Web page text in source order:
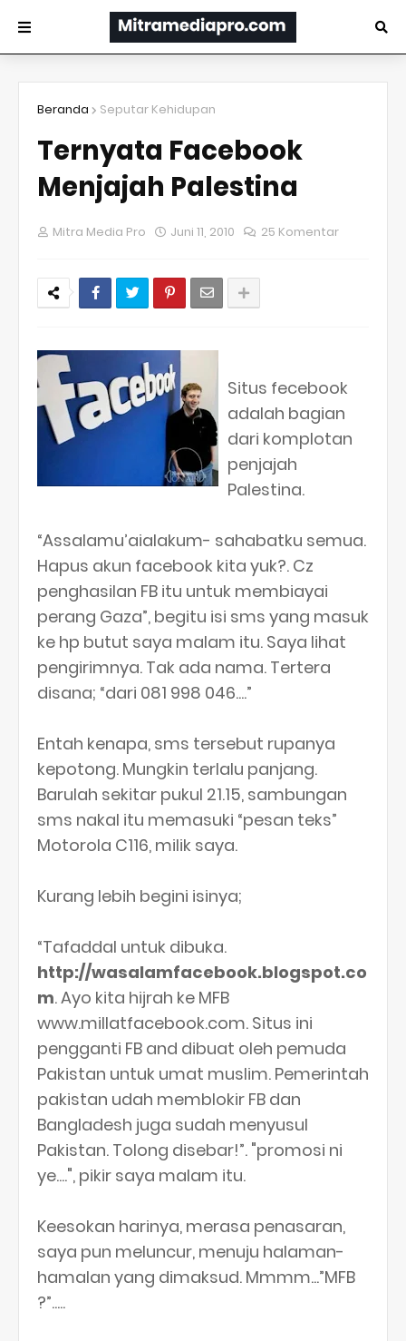
Beranda Seputar Kehidupan
Ternyata Facebook
Menjajah Palestina
Mitra Media Pro Juni 11, 2010 25 Komentar
Situs fecebook
adalah bagian
dari komplotan
penjajah
Palestina.
“Assalamu’aialakum- sahabatku semua.
Hapus akun facebook kita yuk?. Cz
penghasilan FB itu untuk membiayai
perang Gaza”, begitu isi sms yang masuk
ke hp butut saya malam itu. Saya lihat
pengirimnya. Tak ada nama. Tertera
disana; “dari 081 998 046....”
Entah kenapa, sms tersebut rupanya
kepotong. Mungkin terlalu panjang.
Barulah sekitar pukul 21.15, sambungan
sms nakal itu memasuki “pesan teks”
Motorola C116, milik saya.
Kurang lebih begini isinya;
“Tafaddal untuk dibuka.
http://wasalamfacebook.blogspot.co
m. Ayo kita hijrah ke MFB
www.millatfacebook.com. Situs ini
pengganti FB and dibuat oleh pemuda
Pakistan untuk umat muslim. Pemerintah
pakistan udah memblokir FB dan
Bangladesh juga sudah menyusul
Pakistan. Tolong disebar!”. "promosi ni
ye....", pikir saya malam itu.
Keesokan harinya, merasa penasaran,
saya pun meluncur, menuju halaman-
hamalan yang dimaksud. Mmmm...”MFB
?”.....